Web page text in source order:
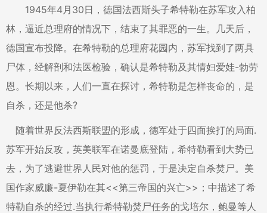
1945年4月30日，德国法西斯头子希特勒在苏军攻入柏
林，逼近总理府的情况下，结束了其罪恶的一生。几天后，
德国宣布投降。在希特勒的总理府花园内，苏军找到了两具
尸体，经解剖和法医检验，确认是希特勒及其情妇爱娃-勃劳
恩。长期以来，人们一直在探讨，希特勒是怎样丧命的，是
自杀，还是他杀?
随着世界反法西斯联盟的形成，德军处于四面挨打的局面.
苏军开始反攻，英美联军在诺曼底登陆，希特勒看到大势已
去，为了逃避世界人民对他的惩罚，于是决定自杀焚尸。美
国作家威廉-夏伊勒在其<<第三帝国的兴亡>>；中描述了希
特勒自杀的经过.当执行希特勒焚尸任务的戈培尔，鲍曼等人